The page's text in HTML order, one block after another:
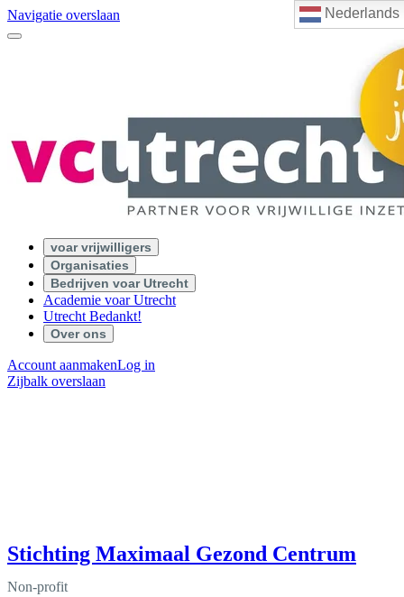
Nederlands
Navigatie overslaan
voar vrijwilligers
Organisaties
Bedrijven voar Utrecht
Academie voar Utrecht
Utrecht Bedankt!
Over ons
Account aanmakenLog in
Zijbalk overslaan
Stichting Maximaal Gezond Centrum
Non-profit